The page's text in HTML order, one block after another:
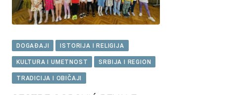
DOGAĐAJI ISTORIJA I RELIGIJA
KULTURA I UMETNOST SRBIJA I REGION
TRADICIJA I OBIČAJI